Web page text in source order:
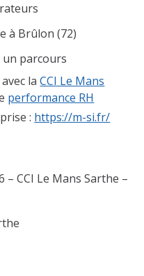
à Brûlon (72)
un parcours
laCCI Le Mans
performance RH
: https://m-si.fr/
– CCI Le Mans Sarthe –